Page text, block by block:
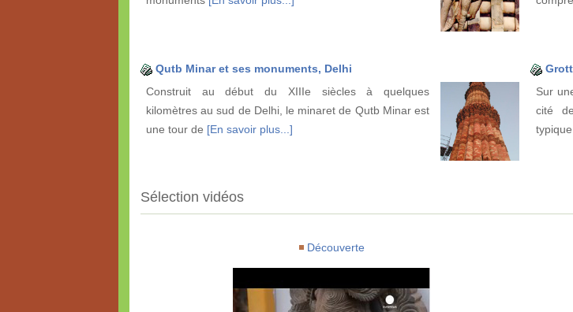
Qutb Minar et ses monuments, Delhi
Construit au début du XIIIe siècles à quelques
kilomètres au sud de Delhi, le minaret de Qutb Minar est
une tour de [En savoir plus...]
Sur
cité
Sélection vidéos
Découverte